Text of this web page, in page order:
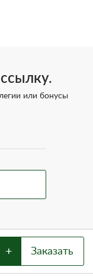
или бонусы
+ Заказать